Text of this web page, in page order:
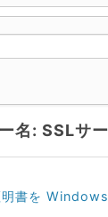
名: SSLサ
明書を